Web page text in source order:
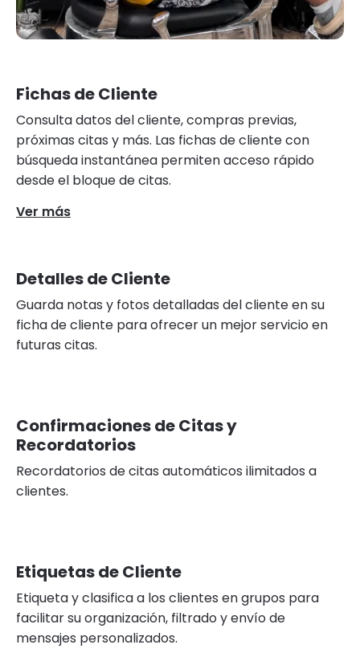
Fichas de Cliente
Consulta datos del cliente, compras previas,
próximas citas y más. Las fichas de cliente con
búsqueda instantánea permiten acceso rápido
desde el bloque de citas.
Ver más
Detalles de Cliente
Guarda notas y fotos detalladas del cliente en su
ficha de cliente para ofrecer un mejor servicio en
futuras citas.
Confirmaciones de Citas y
Recordatorios
Recordatorios de citas automáticos ilimitados a
clientes.
Etiquetas de Cliente
Etiqueta y clasifica a los clientes en grupos para
facilitar su organización, filtrado y envío de
mensajes personalizados.